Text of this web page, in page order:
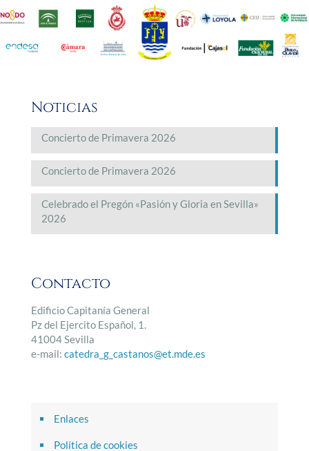
Noticias
Concierto de Primavera 2026
Concierto de Primavera 2026
Celebrado el Pregón «Pasión y Gloria en Sevilla»
2026
Contacto
Edificio Capitanía General
Pz del Ejercito Español, 1.
41004 Sevilla
e-mail: catedra_g_castanos@et.mde.es
Enlaces
Política de cookies